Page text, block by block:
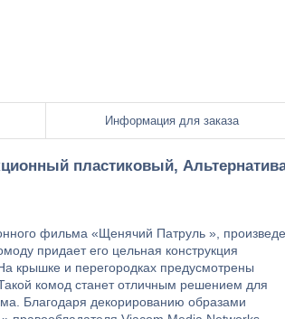
Информация для заказа
пластиковый,
фильма «Щенячий Патруль »,
придает его цельная конструкция
крышке и перегородках предусмотрены
комод станет отличным решением для
Благодаря декорированию образами